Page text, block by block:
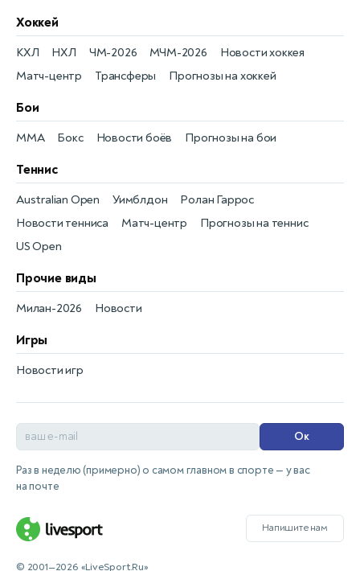
Хоккей
Новости хоккея
КХЛ
Матч-центр
НХЛ
Трансферы
ЧМ-2026
Прогнозы на хоккей
МЧМ-2026
Бои
Новости боёв
MMA Прогнозы на бои
Бокс
Теннис
Новости тенниса
Australian Open
Матч-центр
Уимблдон
Прогнозы на теннис
Ролан Гаррос
US Open
Прочие виды
Новости
Милан-2026
Игры
Новости игр
Ок
Раз в неделю (примерно) о самом главном в спорте — у вас
на почте
Напишите нам
© 2001—2026 «LiveSport.Ru»